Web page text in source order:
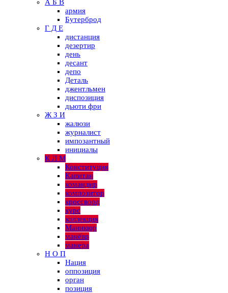
А Б В
армия
Бутерброд
Г Д Е
дистанция
дезертир
день
десант
депо
Деталь
джентльмен
диспозиция
дьюти фри
Ж З И
жалюзи
журналист
импозантный
инициалы
К Л М
Конституция
Капитан
командир
композитор
кроссворд
курс
коллекция
Маникюр
манёвр
манера
Н О П
Нация
оппозиция
орган
позиция